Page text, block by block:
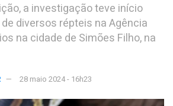
a investigação teve início
diversos répteis na Agência
na cidade de Simões Filho, na
28 maio 2024 - 16h23